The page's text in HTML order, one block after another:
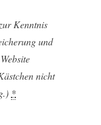
Kenntnis
und
nicht
*